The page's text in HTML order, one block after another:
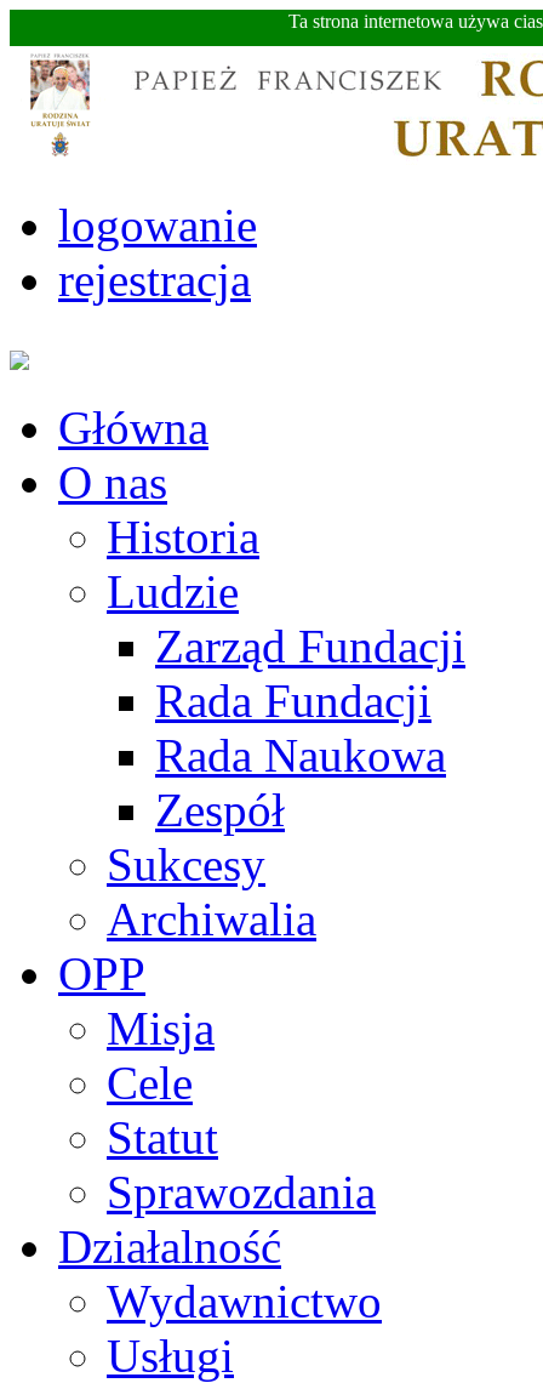
Ta strona internetowa używa
logowanie
rejestracja
Główna
O nas
Historia
Ludzie
Zarząd Fundacji
Rada Fundacji
Rada Naukowa
Zespół
Sukcesy
Archiwalia
OPP
Misja
Cele
Statut
Sprawozdania
Działalność
Wydawnictwo
Usługi